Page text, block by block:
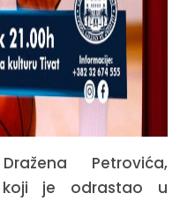
Petrovića,
koji je odrastao u